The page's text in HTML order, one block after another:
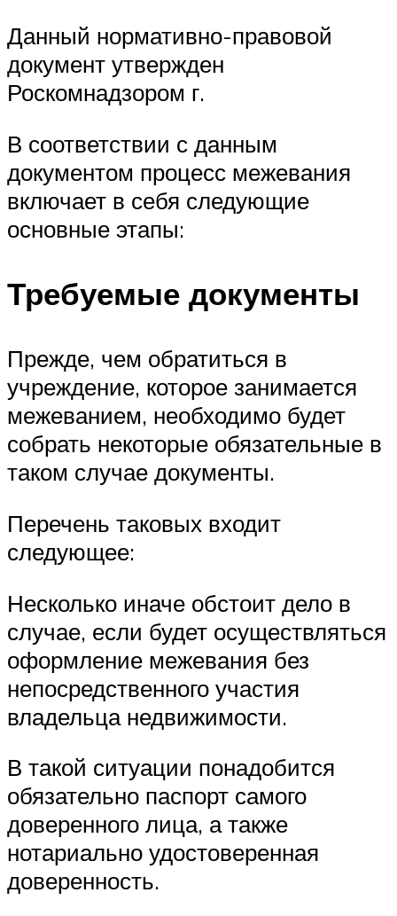
Данный нормативно-правовой
документ утвержден
Роскомнадзором г.
В соответствии с данным
документом процесс межевания
включает в себя следующие
основные этапы:
Требуемые документы
Прежде, чем обратиться в
учреждение, которое занимается
межеванием, необходимо будет
собрать некоторые обязательные в
таком случае документы.
Перечень таковых входит
следующее:
Несколько иначе обстоит дело в
случае, если будет осуществляться
оформление межевания без
непосредственного участия
владельца недвижимости.
В такой ситуации понадобится
обязательно паспорт самого
доверенного лица, а также
нотариально удостоверенная
доверенность.